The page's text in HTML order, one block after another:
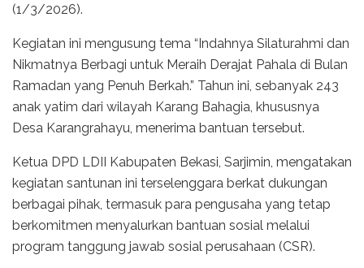
(1/3/2026).
Kegiatan ini mengusung tema “Indahnya Silaturahmi dan
Nikmatnya Berbagi untuk Meraih Derajat Pahala di Bulan
Ramadan yang Penuh Berkah.” Tahun ini, sebanyak 243
anak yatim dari wilayah Karang Bahagia, khususnya
Desa Karangrahayu, menerima bantuan tersebut.
Ketua DPD LDII Kabupaten Bekasi, Sarjimin, mengatakan
kegiatan santunan ini terselenggara berkat dukungan
berbagai pihak, termasuk para pengusaha yang tetap
berkomitmen menyalurkan bantuan sosial melalui
program tanggung jawab sosial perusahaan (CSR).